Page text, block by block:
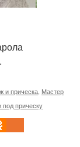
и прическа Мастер
под прическу